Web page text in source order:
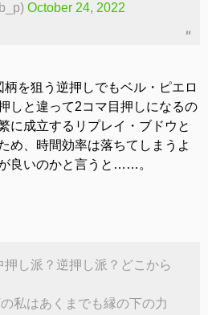
October 24, 2022
を狙う逆押しでもベル・ピエロ
しと違って2コマ目押しになるの
に成立するリプレイ・ブドウと
め、時間効率は落ちてしまうよ
良いのかと言うと……。
し派？逆押し派？どこから
私はあくまでも縁の下の力